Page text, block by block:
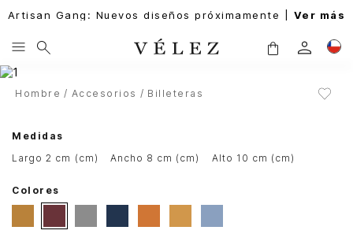
Artisan Gang: Nuevos diseños próximamente | Ver más
Hombre Accesorios Billeteras
Medidas
largo 2 cm (cm)
ancho 8 cm (cm) alto 10 cm (cm)
Colores